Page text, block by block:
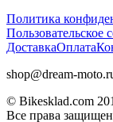
Политика
Пользовательское
ДоставкаОплата
shop@dream-
© Bikesklad.com
Все права